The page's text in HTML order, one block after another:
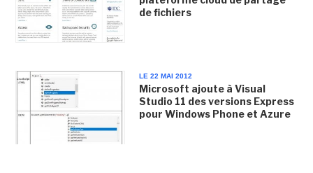
de fichiers
LE 22 MAI 2012
Microsoft ajoute à Visual
Studio 11 des versions Express
pour Windows Phone et Azure